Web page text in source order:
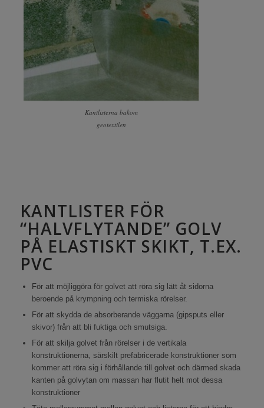
Kantlisterna bakom
geotextilen
KANTLISTER FÖR
“HALVFLYTANDE” GOLV
PÅ ELASTISKT SKIKT, T.EX.
PVC
För att möjliggöra för golvet att röra sig lätt åt sidorna
beroende på krympning och termiska rörelser.
För att skydda de absorberande väggarna (gipsputs eller
skivor) från att bli fuktiga och smutsiga.
För att skilja golvet från rörelser i de vertikala
konstruktionerna, särskilt prefabricerade konstruktioner som
kommer att röra sig i förhållande till golvet och därmed skada
kanten på golvytan om massan har flutit helt mot dessa
konstruktioner